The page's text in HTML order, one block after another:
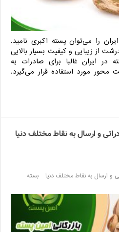
را می‌توان پسته اکبری نامید.
از زیبایی و کیفیت بسیار بالایی
در ایران غالبا برای صادرات به
مورد استفاده قرار می‌گیرد.
و ارسال به نقاط مختلف دنیا
و ارسال به نقاط مختلف دنیا
بسته